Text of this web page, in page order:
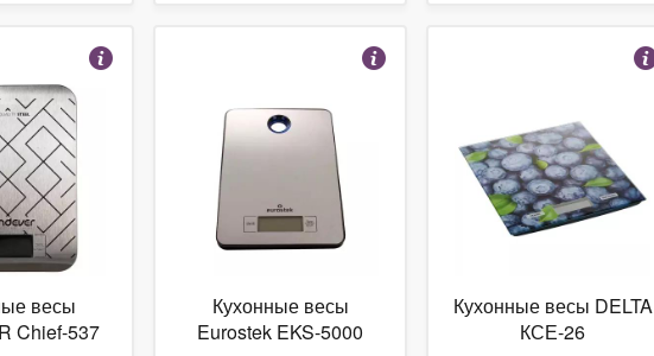
весы
Chief-537
Кухонные весы
Eurostek EKS-5000
Кухонные весы DELTA
КСЕ-26